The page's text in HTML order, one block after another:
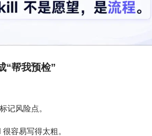
“帮我预检”
记风险点。
容易写得太粗。